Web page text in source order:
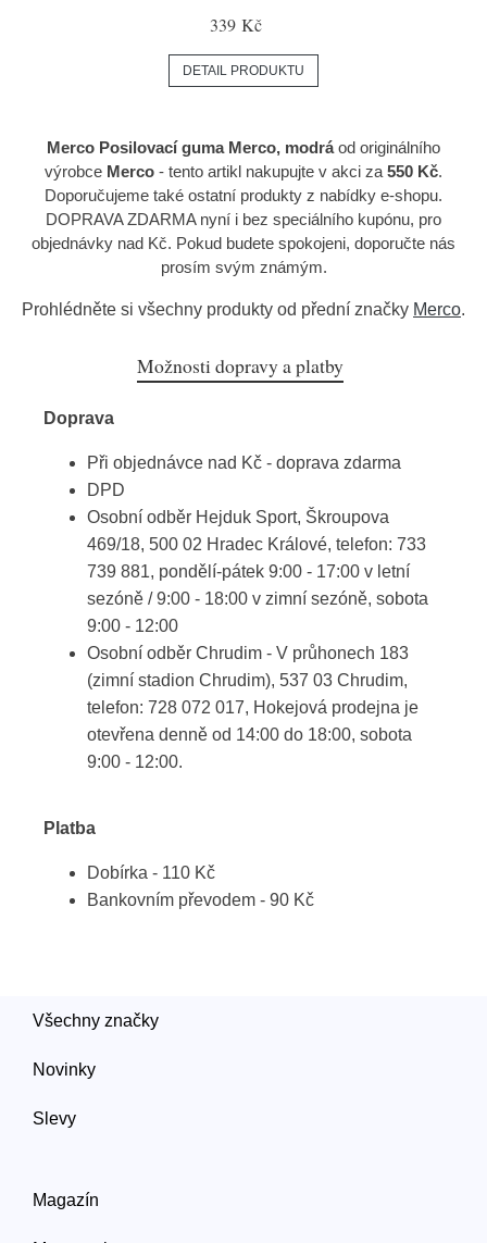
339 Kč
DETAIL PRODUKTU
Merco Posilovací guma Merco, modráod originálního
výrobce Merco - tento artikl nakupujte v akci za 550 Kč.
Doporučujeme také ostatní produkty z nabídky e-shopu.
DOPRAVA ZDARMA nyní i bez speciálního kupónu, pro
objednávky nad Kč. Pokud budete spokojeni, doporučte nás
prosím svým známým.
Prohlédněte si všechny produkty od přední značky Merco.
Možnosti dopravy a platby
Doprava
Při objednávce nad Kč - doprava zdarma
DPD
Osobní odběr Hejduk Sport, Škroupova
469/18, 500 02 Hradec Králové, telefon: 733
739 881, pondělí-pátek 9:00 - 17:00 v letní
sezóně / 9:00 - 18:00 v zimní sezóně, sobota
9:00 - 12:00
Osobní odběr Chrudim - V průhonech 183
(zimní stadion Chrudim), 537 03 Chrudim,
telefon: 728 072 017, Hokejová prodejna je
otevřena denně od 14:00 do 18:00, sobota
9:00 - 12:00.
Platba
Dobírka - 110 Kč
Bankovním převodem - 90 Kč
Všechny značky
Novinky
Slevy
Magazín